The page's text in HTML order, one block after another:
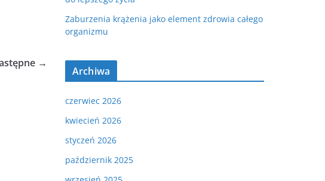
→
Zaburzenia krążenia jako element zdrowia całego
organizmu
Archiwa
czerwiec 2026
kwiecień 2026
styczeń 2026
październik 2025